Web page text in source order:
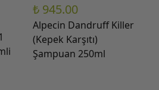
₺ 945.00
Alpecin Dandruff Killer
(Kepek Karşıtı)
Şampuan 250ml